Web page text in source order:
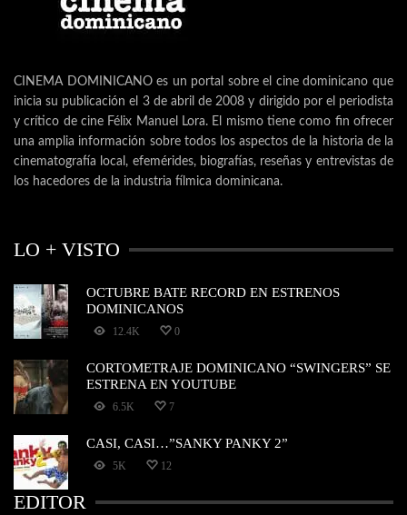
CINEMA DOMINICANO es un portal sobre el cine dominicano que
inicia su publicación el 3 de abril de 2008 y dirigido por el periodista
y crítico de cine Félix Manuel Lora. El mismo tiene como fin ofrecer
una amplia información sobre todos los aspectos de la historia de la
cinematografía local, efemérides, biografías, reseñas y entrevistas de
los hacedores de la industria fílmica dominicana.
LO + VISTO
OCTUBRE BATE RECORD EN ESTRENOS
DOMINICANOS
12.4K 0
CORTOMETRAJE DOMINICANO “SWINGERS” SE
ESTRENA EN YOUTUBE
6.5K 7
CASI, CASI…”SANKY PANKY 2”
5K 12
EDITOR